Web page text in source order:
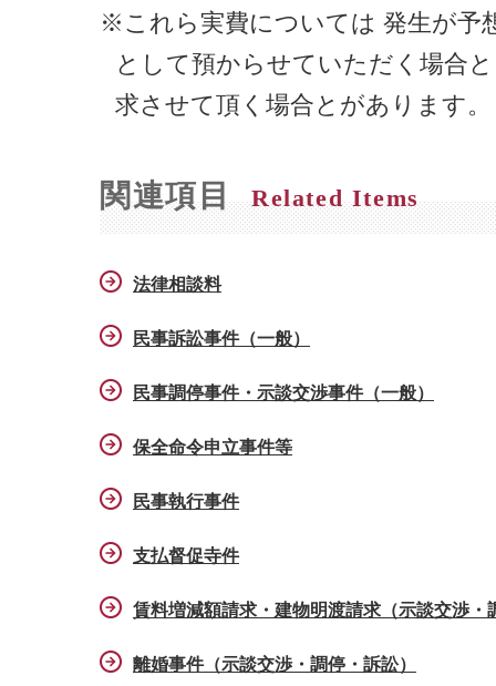
※これら実費については 発生が予
として預からせていただく場合
求させて頂く場合とがあります。
関連項目 Related Items
法律相談料
民事訴訟事件（一般）
民事調停事件・示談交渉事件（一般）
保全命令申立事件等
民事執行事件
支払督促寺件
賃料増減額請求・建物明渡請求（示談交渉・
離婚事件（示談交渉・調停・訴訟）